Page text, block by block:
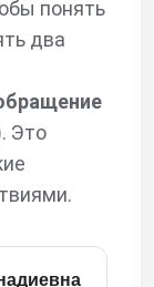
понять
два
. Это